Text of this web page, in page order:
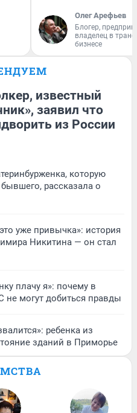
Олег Арефьев
Блогер,
владелец в
бизнесе
известный
заявил что
из России
которую
рассказала о
уже привычка»: история
Никитина — он стал
плачу я»: почему в
могут добиться правды
ребенка из
зданий в Приморье